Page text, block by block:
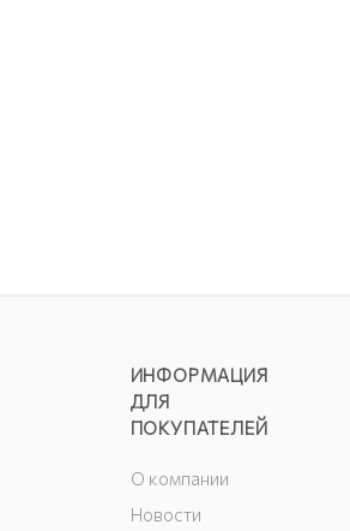
ИНФОРМАЦИЯ
ДЛЯ
ПОКУПАТЕЛЕЙ
О компании
Новости